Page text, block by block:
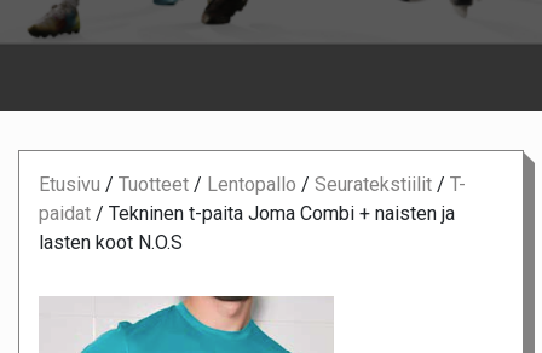
Etusivu / Tuotteet / Lentopallo / Seuratekstiilit / T-
paidat / Tekninen t-paita Joma Combi + naisten ja
lasten koot N.O.S